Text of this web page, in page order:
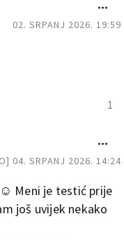
02. SRPANJ 2026. 19:59
1
04. SRPANJ 2026. 14:24
Meni je testić prije
još uvijek nekako